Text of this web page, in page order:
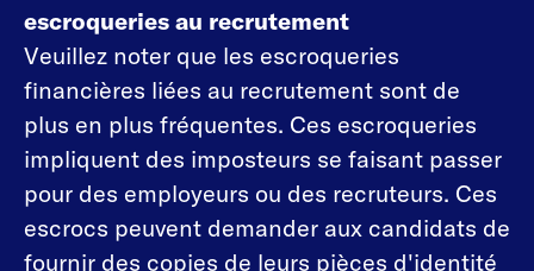
escroqueries au recrutement
Veuillez noter que les escroqueries
financières liées au recrutement sont de
plus en plus fréquentes. Ces escroqueries
impliquent des imposteurs se faisant passer
pour des employeurs ou des recruteurs. Ces
escrocs peuvent demander aux candidats de
fournir des copies de leurs pièces d'identité